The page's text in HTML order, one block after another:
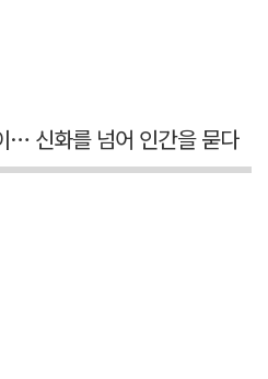
… 신화를 넘어 인간을 묻다